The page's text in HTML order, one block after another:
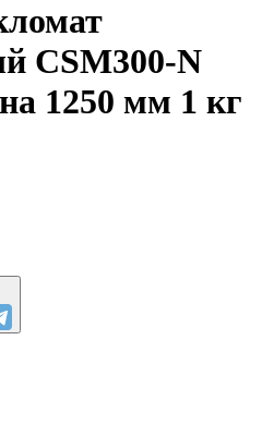
CSM300-N
1250 мм 1 кг